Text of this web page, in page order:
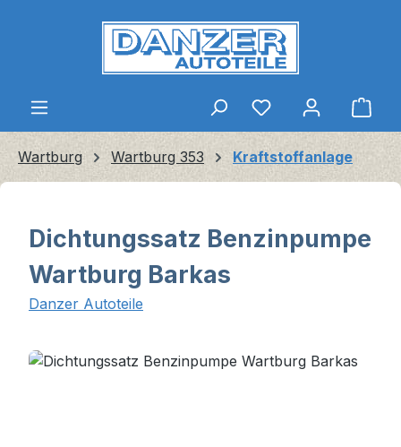
Zum Hauptinhalt springen
Wartburg Wartburg 353 Kraftstoffanlage
Dichtungssatz Benzinpumpe
Wartburg Barkas
Danzer Autoteile
Bildergalerie überspringen